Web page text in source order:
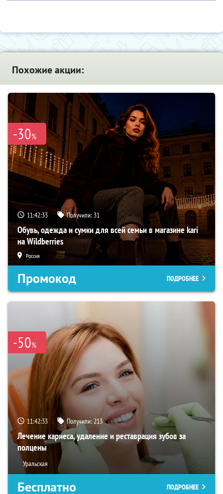
Похожие акции:
-30%
11:42:32 Получили: 31
Обувь, одежда и сумки для всей семьи в магазине kari
на Wildberries
Россия
Промокод ПОДРОБНЕЕ
-50%
11:42:32 Получили:213
Лечение кариеса, удаление и реставрация зубов за
полцены
Уральская
Бесплатно ПОДРОБНЕЕ